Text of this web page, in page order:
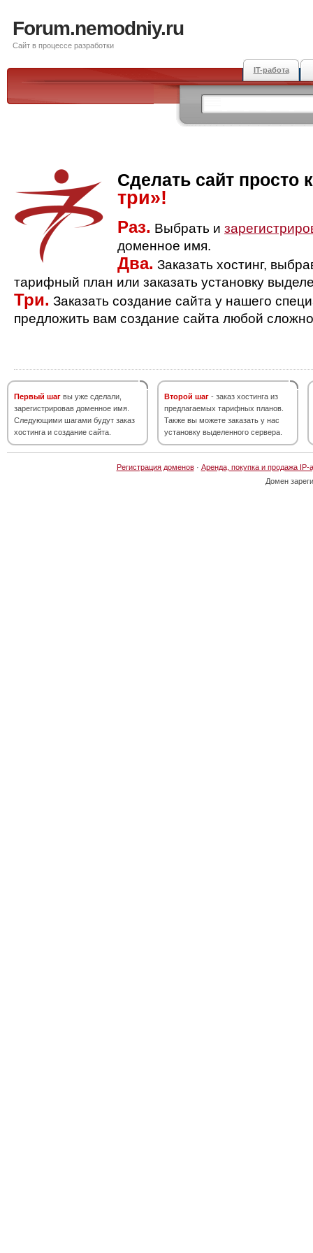
Forum.nemodniy.ru
Сайт в процессе разработки
IT-работа
Сделать сайт просто
три»!
Раз. Выбрать и
доменное имя.
Два. Заказать хостинг,
тарифный план или заказать установку
Три. Заказать создание сайта у нашего
предложить вам создание сайта любой
Первый шаг вы уже сделали,
зарегистрировав доменное имя.
Следующими шагами будут заказ
хостинга и создание сайта.
Второй шаг - заказ хостинга из
предлагаемых тарифных планов.
Также вы можете заказать у нас
установку выделенного сервера.
Регистрация доменов· Аренда, покупка и продажа IP-
Домен